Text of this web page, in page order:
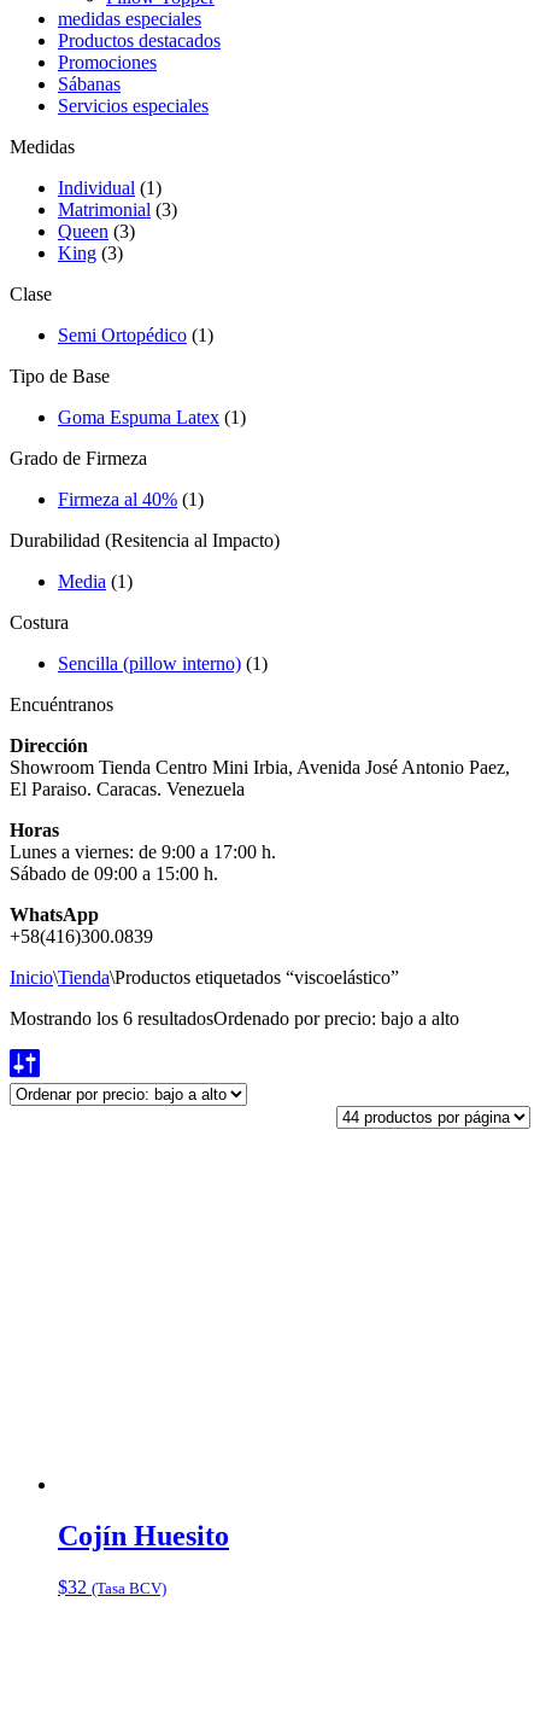
medidas especiales
Productos destacados
Promociones
Sábanas
Servicios especiales
Medidas
Individual (1)
Matrimonial (3)
Queen (3)
King (3)
Clase
Semi Ortopédico (1)
Tipo de Base
Goma Espuma Latex (1)
Grado de Firmeza
Firmeza al 40% (1)
Durabilidad (Resitencia al Impacto)
Media (1)
Costura
Sencilla (pillow interno) (1)
Encuéntranos
Dirección
Showroom Tienda Centro Mini Irbia, Avenida José Antonio Paez,
El Paraiso. Caracas. Venezuela
Horas
Lunes a viernes: de 9:00 a 17:00 h.
Sábado de 09:00 a 15:00 h.
WhatsApp
+58(416)300.0839
Inicio\Tienda\Productos etiquetados “viscoelástico”
Mostrando los 6 resultadosOrdenado por precio: bajo a alto
Cojín Huesito
$32 (Tasa BCV)